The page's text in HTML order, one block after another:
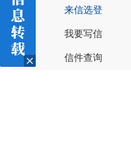
来信选登
我要写信
信件查询